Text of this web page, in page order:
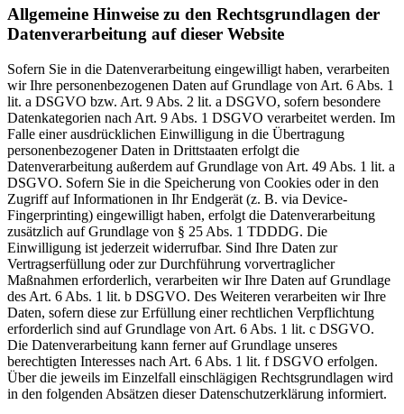
Allgemeine Hinweise zu den Rechtsgrundlagen der
Datenverarbeitung auf dieser Website
Sofern Sie in die Datenverarbeitung eingewilligt haben, verarbeiten
wir Ihre personenbezogenen Daten auf Grundlage von Art. 6 Abs. 1
lit. a DSGVO bzw. Art. 9 Abs. 2 lit. a DSGVO, sofern besondere
Datenkategorien nach Art. 9 Abs. 1 DSGVO verarbeitet werden. Im
Falle einer ausdrücklichen Einwilligung in die Übertragung
personenbezogener Daten in Drittstaaten erfolgt die
Datenverarbeitung außerdem auf Grundlage von Art. 49 Abs. 1 lit. a
DSGVO. Sofern Sie in die Speicherung von Cookies oder in den
Zugriff auf Informationen in Ihr Endgerät (z. B. via Device-
Fingerprinting) eingewilligt haben, erfolgt die Datenverarbeitung
zusätzlich auf Grundlage von § 25 Abs. 1 TDDDG. Die
Einwilligung ist jederzeit widerrufbar. Sind Ihre Daten zur
Vertragserfüllung oder zur Durchführung vorvertraglicher
Maßnahmen erforderlich, verarbeiten wir Ihre Daten auf Grundlage
des Art. 6 Abs. 1 lit. b DSGVO. Des Weiteren verarbeiten wir Ihre
Daten, sofern diese zur Erfüllung einer rechtlichen Verpflichtung
erforderlich sind auf Grundlage von Art. 6 Abs. 1 lit. c DSGVO.
Die Datenverarbeitung kann ferner auf Grundlage unseres
berechtigten Interesses nach Art. 6 Abs. 1 lit. f DSGVO erfolgen.
Über die jeweils im Einzelfall einschlägigen Rechtsgrundlagen wird
in den folgenden Absätzen dieser Datenschutzerklärung informiert.